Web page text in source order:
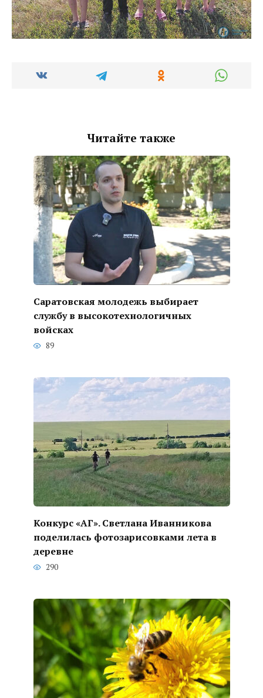
Читайте также
Саратовская молодежь выбирает
службу в высокотехнологичных
войсках
89
Конкурс «АГ». Светлана Иванникова
поделилась фотозарисовками лета в
деревне
290